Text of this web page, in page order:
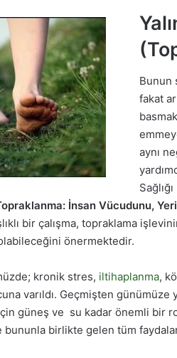
Bunun
fakat
aynı
İnsan Vücudunu,
bir çalışma, topraklama
önermektedir.
kronik stres, iltihaplanma,
varıldı. Geçmişten günümüze
güneş ve su kadar önemli bir
birlikte gelen tüm